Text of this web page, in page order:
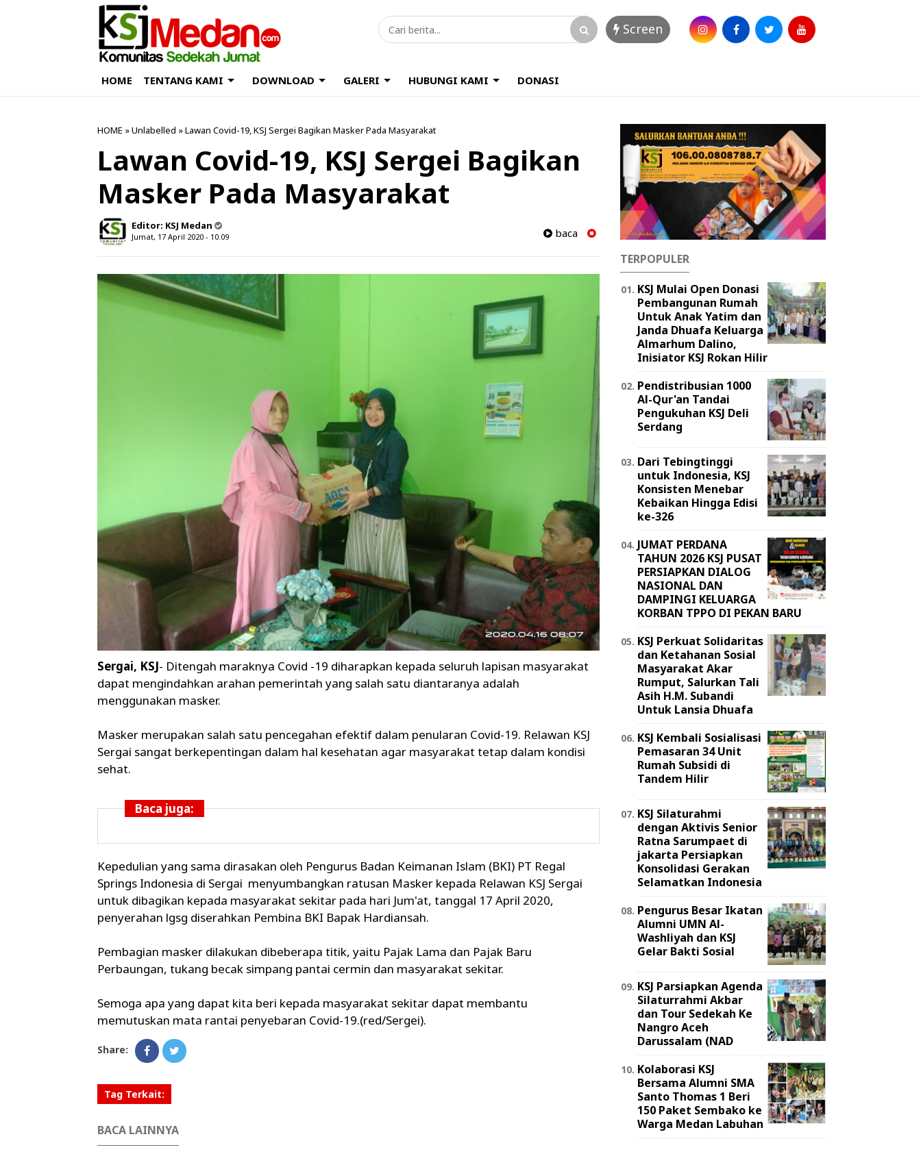
Screen
HOME TENTANG KAMI DOWNLOAD GALERI HUBUNGI KAMI DONASI
HOME » Unlabelled » Lawan Covid-19, KSJ Sergei Bagikan Masker Pada Masyarakat
Lawan Covid-19, KSJ Sergei Bagikan
Masker Pada Masyarakat
Editor: KSJ Medan
Jumat, 17 April 2020 - 10.09 baca
Sergai, KSJ- Ditengah maraknya Covid -19 diharapkan kepada seluruh lapisan masyarakat
dapat mengindahkan arahan pemerintah yang salah satu diantaranya adalah
menggunakan masker.
Masker merupakan salah satu pencegahan efektif dalam penularan Covid-19. Relawan KSJ
Sergai sangat berkepentingan dalam hal kesehatan agar masyarakat tetap dalam kondisi
sehat.
Baca juga:
Kepedulian yang sama dirasakan oleh Pengurus Badan Keimanan Islam (BKI) PT Regal
Springs Indonesia di Sergai menyumbangkan ratusan Masker kepada Relawan KSJ Sergai
untuk dibagikan kepada masyarakat sekitar pada hari Jum'at, tanggal 17 April 2020,
penyerahan lgsg diserahkan Pembina BKI Bapak Hardiansah.
Pembagian masker dilakukan dibeberapa titik, yaitu Pajak Lama dan Pajak Baru
Perbaungan, tukang becak simpang pantai cermin dan masyarakat sekitar.
Semoga apa yang dapat kita beri kepada masyarakat sekitar dapat membantu
memutuskan mata rantai penyebaran Covid-19.(red/Sergei).
Share:
Tag Terkait:
BACA LAINNYA
TERPOPULER
KSJ Mulai Open Donasi
Pembangunan Rumah
Untuk Anak Yatim dan
Janda Dhuafa Keluarga
Almarhum Dalino,
Inisiator KSJ Rokan Hilir
Pendistribusian 1000
Al-Qur'an Tandai
Pengukuhan KSJ Deli
Serdang
Dari Tebingtinggi
untuk Indonesia, KSJ
Konsisten Menebar
Kebaikan Hingga Edisi
ke-326
JUMAT PERDANA
TAHUN 2026 KSJ PUSAT
PERSIAPKAN DIALOG
NASIONAL DAN
DAMPINGI KELUARGA
KORBAN TPPO DI PEKAN BARU
KSJ Perkuat Solidaritas
dan Ketahanan Sosial
Masyarakat Akar
Rumput, Salurkan Tali
Asih H.M. Subandi
Untuk Lansia Dhuafa
KSJ Kembali Sosialisasi
Pemasaran 34 Unit
Rumah Subsidi di
Tandem Hilir
KSJ Silaturahmi
dengan Aktivis Senior
Ratna Sarumpaet di
jakarta Persiapkan
Konsolidasi Gerakan
Selamatkan Indonesia
Pengurus Besar Ikatan
Alumni UMN Al-
Washliyah dan KSJ
Gelar Bakti Sosial
KSJ Parsiapkan Agenda
Silaturrahmi Akbar
dan Tour Sedekah Ke
Nangro Aceh
Darussalam (NAD
Kolaborasi KSJ
Bersama Alumni SMA
Santo Thomas 1 Beri
150 Paket Sembako ke
Warga Medan Labuhan